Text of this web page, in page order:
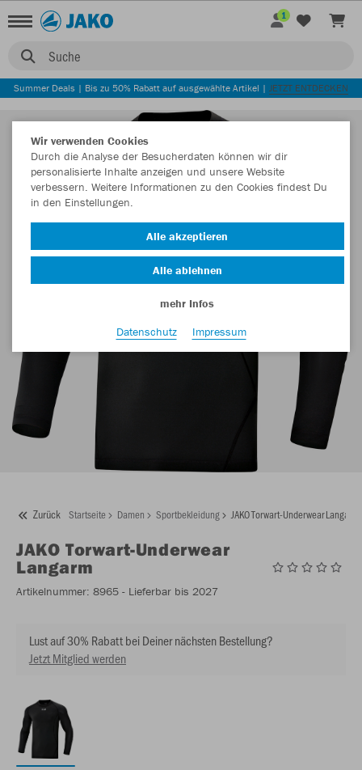
Suche
1
Summer Deals | Bis zu 50% Rabatt auf ausgewählte Artikel | JETZT ENTDECKEN
Zurück Startseite Damen Sportbekleidung JAKO Torwart-Underwear Langarm
JAKO Torwart-Underwear
Langarm
Artikelnummer: 8965 - Lieferbar bis 2027
Lust auf 30% Rabatt bei Deiner nächsten Bestellung?
Jetzt Mitglied werden
Wir verwenden Cookies
Durch die Analyse der Besucherdaten können wir dir
personalisierte Inhalte anzeigen und unsere Website
verbessern. Weitere Informationen zu den Cookies findest Du
in den Einstellungen.
Alle akzeptieren
Alle ablehnen
mehr Infos
Datenschutz
Impressum